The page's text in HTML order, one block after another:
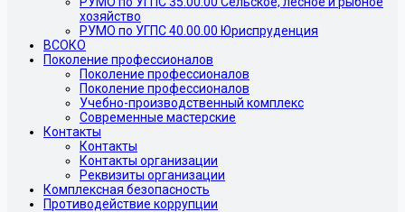
хозяйство
РУМО по УГПС 40.00.00 Юриспруденция
ВСОКО
Поколение профессионалов
Поколение профессионалов
Поколение профессионалов
Учебно-производственный комплекс
Современные мастерские
Контакты
Контакты
Контакты организации
Реквизиты организации
Комплексная безопасность
Противодействие коррупции